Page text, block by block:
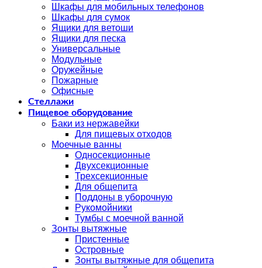
Шкафы для мобильных телефонов
Шкафы для сумок
Ящики для ветоши
Ящики для песка
Универсальные
Модульные
Оружейные
Пожарные
Офисные
Стеллажи
Пищевое оборудование
Баки из нержавейки
Для пищевых отходов
Моечные ванны
Односекционные
Двухсекционные
Трехсекционные
Для общепита
Поддоны в уборочную
Рукомойники
Тумбы с моечной ванной
Зонты вытяжные
Пристенные
Островные
Зонты вытяжные для общепита